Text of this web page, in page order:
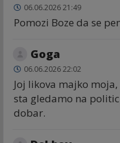
06.06.2026 21:49
Pomozi Boze da se
Goga
06.06.2026 22:02
Joj likova majko
sta gledamo na
dobar.